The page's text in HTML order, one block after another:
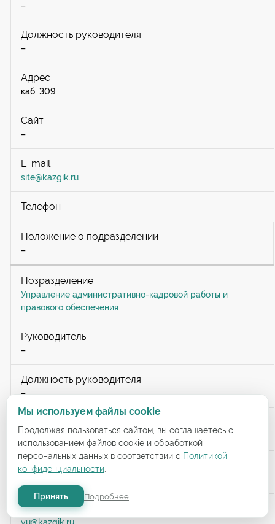
–
–
каб. 309
–
site@kazgik.ru
–
Управление административно-кадровой работы и
правового обеспечения
–
–
каб. 212
Мы используем файлы cookie
Продолжая пользоваться сайтом, вы соглашаетесь с
использованием файлов cookie и обработкой
персональных данных в соответствии с Политикой
конфиденциальности
Принять Подробнее